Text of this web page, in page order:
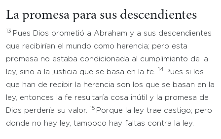
La promesa para sus descendientes
13 Pues Dios prometió a Abraham y a sus descendientes
que recibirían el mundo como herencia; pero esta
promesa no estaba condicionada al cumplimiento de la
ley, sino a la justicia que se basa en la fe.
14 Pues si los
que han de recibir la herencia son los que se basan en la
ley, entonces la fe resultaría cosa inútil y la promesa de
Dios perdería su valor.
15 Porque la ley trae castigo; pero
donde no hay ley, tampoco hay faltas contra la ley.